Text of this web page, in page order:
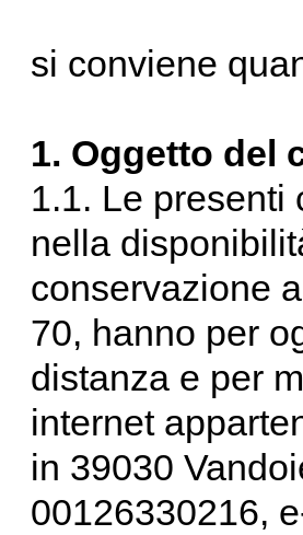
si conviene
1. Oggetto del
1.1. Le presenti
nella
conservazione
70, hanno per
distanza e per
internet
in 39030
00126330216,